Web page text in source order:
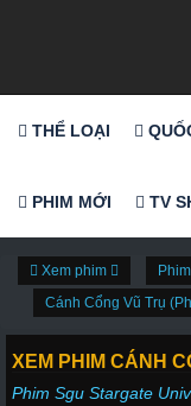
THỂ LOẠI
PHIM MỚI TV
Xem phim
Cánh Cổng Vũ Trụ
XEM PHIM CÁNH
Phim Sgu Stargate